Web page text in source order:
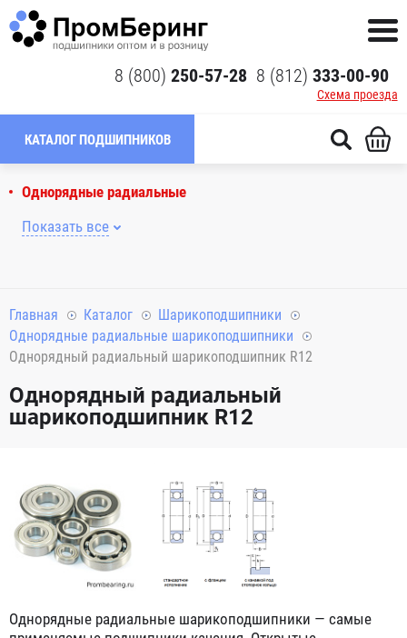
8 (800) 250-57-28 8 (812) 333-00-90
Схема проезда
КАТАЛОГ ПОДШИПНИКОВ
Однорядные радиальные
Показать все
Главная Каталог
Шарикоподшипники
Однорядные радиальные шарикоподшипники
Однорядный радиальный шарикоподшипник R12
Однорядный радиальный
шарикоподшипник R12
Однорядные радиальные шарикоподшипники — самые